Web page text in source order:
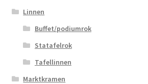
Linnen
Buffet/podiumrok
Statafelrok
Tafellinnen
Marktkramen